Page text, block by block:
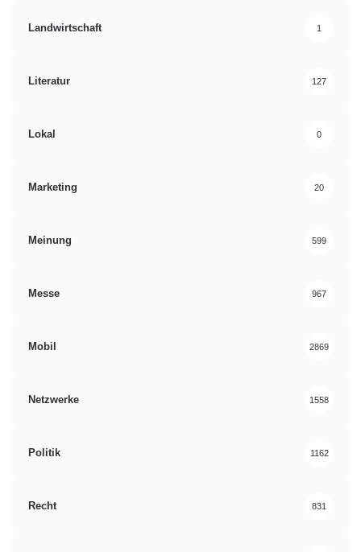
Landwirtschaft 1
Literatur 127
Lokal 0
Marketing 20
Meinung 599
Messe 967
Mobil 2869
Netzwerke 1558
Politik 1162
Recht 831